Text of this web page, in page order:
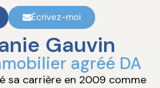
Écrivez-moi
Gauvin
agréé DA
sa carrière en 2009 comme